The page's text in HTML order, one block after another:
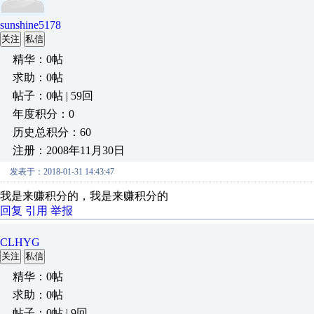
sunshine5178
关注 私信
精华：0帖
求助：0帖
帖子：0帖 | 59回
年度积分：0
历史总积分：60
注册：2008年11月30日
发表于：2018-01-31 14:43:47
我是来赚积分的，我是来赚积分的
回复 引用 举报
CLHYG
关注 私信
精华：0帖
求助：0帖